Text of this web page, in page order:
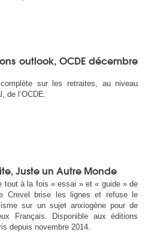
outlook, OCDE décembre
sur les retraites, au niveau
de l’OCDE.
Juste un Autre Monde
tout à la fois « essai » et « guide » de
Crevel brise les lignes et refuse le
sur un sujet anxiogène pour de
Français. Disponible aux éditions
depuis novembre 2014.